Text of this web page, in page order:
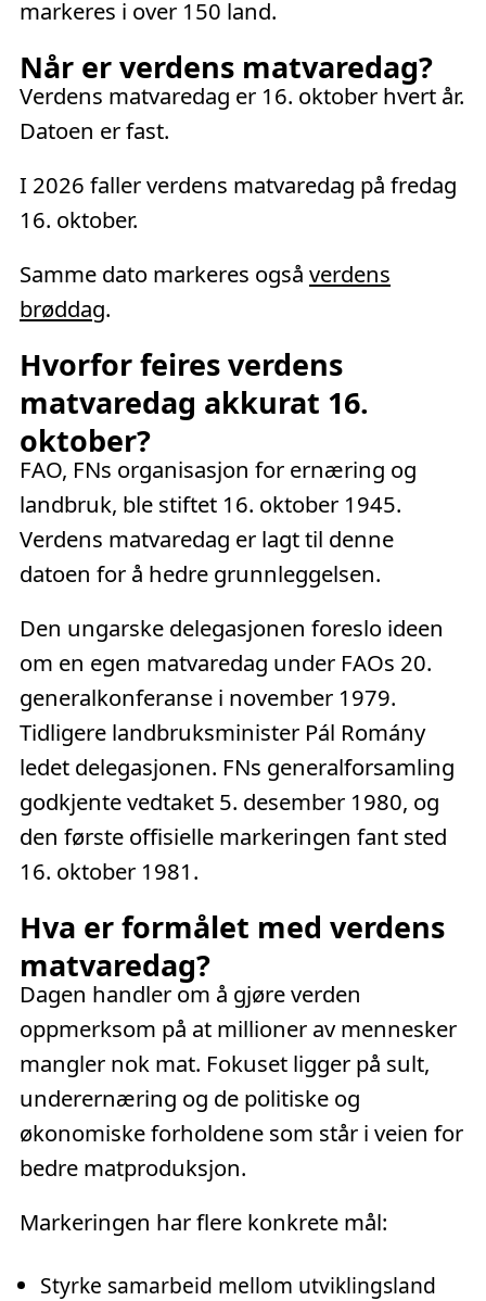
markeres i over 150 land.
Når er verdens matvaredag?
Verdens matvaredag er 16. oktober hvert år.
Datoen er fast.
I 2026 faller verdens matvaredag på fredag
16. oktober.
Samme dato markeres også verdens
brøddag.
Hvorfor feires verdens
matvaredag akkurat 16.
oktober?
FAO, FNs organisasjon for ernæring og
landbruk, ble stiftet 16. oktober 1945.
Verdens matvaredag er lagt til denne
datoen for å hedre grunnleggelsen.
Den ungarske delegasjonen foreslo ideen
om en egen matvaredag under FAOs 20.
generalkonferanse i november 1979.
Tidligere landbruksminister Pál Romány
ledet delegasjonen. FNs generalforsamling
godkjente vedtaket 5. desember 1980, og
den første offisielle markeringen fant sted
16. oktober 1981.
Hva er formålet med verdens
matvaredag?
Dagen handler om å gjøre verden
oppmerksom på at millioner av mennesker
mangler nok mat. Fokuset ligger på sult,
underernæring og de politiske og
økonomiske forholdene som står i veien for
bedre matproduksjon.
Markeringen har flere konkrete mål:
Styrke samarbeid mellom utviklingsland